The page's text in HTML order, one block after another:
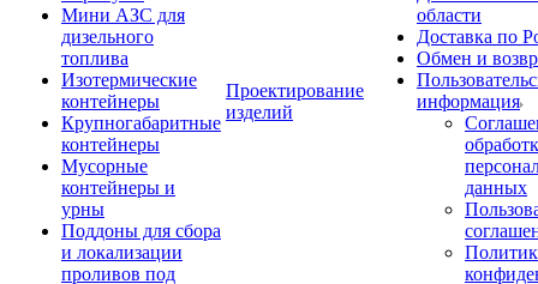
Мини АЗС для
дизельного
топлива
Изотермические
контейнеры
Крупногабаритные
контейнеры
Мусорные
контейнеры и
урны
Поддоны для сбора
и локализации
проливов под
Проектирование
изделий
области
Доставка по
Обмен и
информация
данных